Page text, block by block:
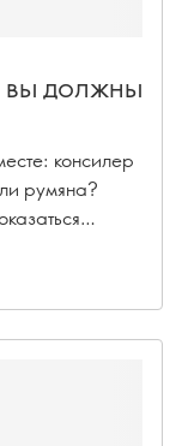
вы должны
консилер
румяна?